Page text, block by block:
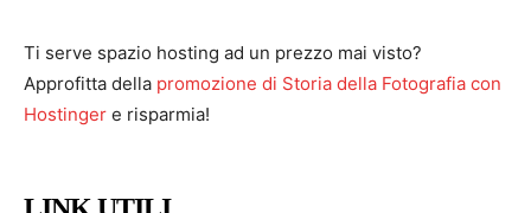
Ti serve spazio hosting ad un prezzo mai visto?
Approfitta della promozione di Storia della Fotografia con
Hostinger e risparmia!